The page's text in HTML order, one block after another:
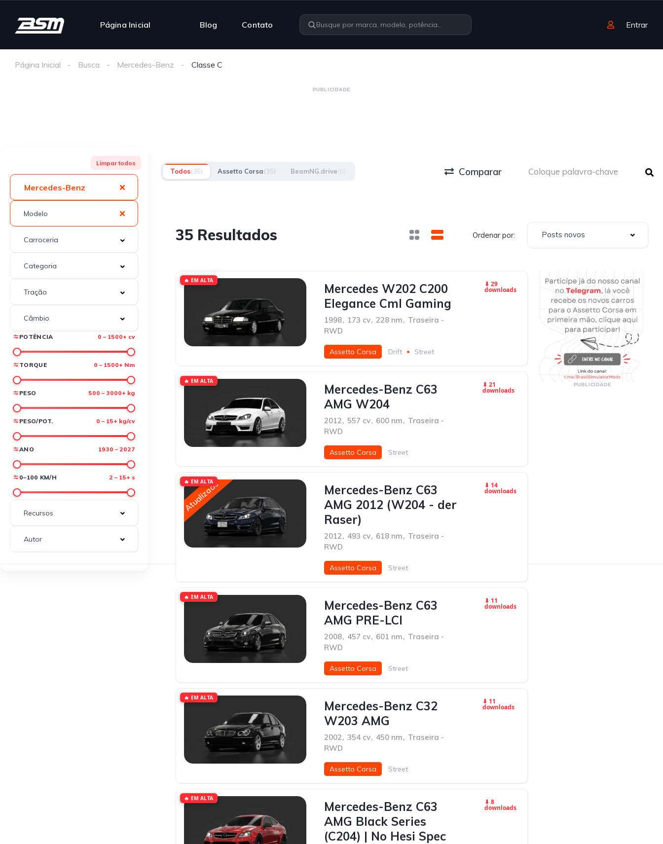
Página Inicial Blog Contato Entrar
Página Inicial Busca Mercedes-Benz Classe C
PUBLICIDADE
Mercedes-Benz
POTÊNCIA 0 – 1500+ cv
TORQUE 0 – 1500+ Nm
PESO 500 – 3000+ kg
PESO/POT. 0 – 15+ kg/cv
ANO 1930 – 2027
0–100 KM/H 2 – 15+ s
Recursos
Autor
Limpar todos
Todos(35) Assetto Corsa(35) BeamNG.drive Comparar
35 Resultados Ordenar por: Posts novos
Mercedes W202 C200
Elegance Cml Gaming
1998, 173 cv, 228 nm, Traseira -
RWD
Assetto Corsa Drift Street
⬇ 29
downloads
🔥 EM ALTA
Mercedes-Benz C63
AMG W204
2012, 557 cv, 600 nm, Traseira -
RWD
Assetto Corsa Street
⬇ 21
downloads
🔥 EM ALTA
Atualizado
Mercedes-Benz C63
AMG 2012 (W204 - der
Raser)
2012, 493 cv, 618 nm, Traseira -
RWD
Assetto Corsa Street
⬇ 14
downloads
🔥 EM ALTA
Mercedes-Benz C63
AMG PRE-LCI
2008, 457 cv, 601 nm, Traseira -
RWD
Assetto Corsa Street
⬇ 11
downloads
🔥 EM ALTA
Mercedes-Benz C32
W203 AMG
2002, 354 cv, 450 nm, Traseira -
RWD
Assetto Corsa Street
⬇ 11
downloads
🔥 EM ALTA
Mercedes-Benz C63
AMG Black Series
(C204) | No Hesi Spec
⬇ 8
downloads
🔥 EM ALTA
PUBLICIDADE